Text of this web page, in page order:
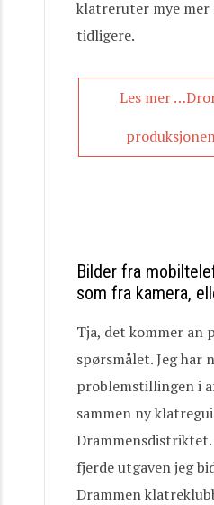
klatreruter mye
tidligere.
Les mer
Bilder fra
som fra kamera,
Tja, det kommer an
spørsmålet. Jeg har
problemstillingen i
sammen ny
fjerde utgaven jeg
Drammen